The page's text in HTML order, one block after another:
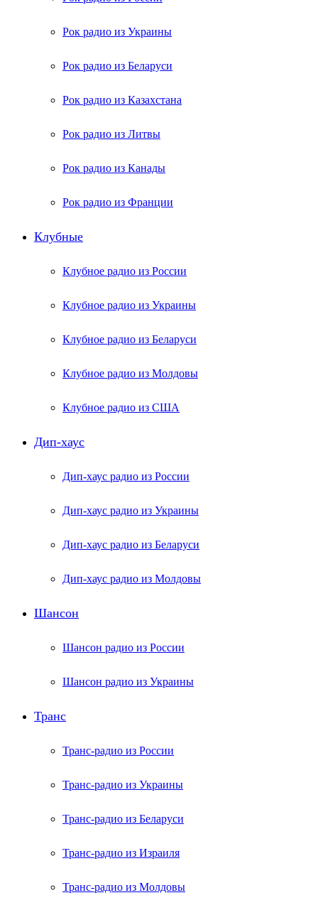
Рок радио из Украины
Рок радио из Беларуси
Рок радио из Казахстана
Рок радио из Литвы
Рок радио из Канады
Рок радио из Франции
Клубные
Клубное радио из России
Клубное радио из Украины
Клубное радио из Беларуси
Клубное радио из Молдовы
Клубное радио из США
Дип-хаус
Дип-хаус радио из России
Дип-хаус радио из Украины
Дип-хаус радио из Беларуси
Дип-хаус радио из Молдовы
Шансон
Шансон радио из России
Шансон радио из Украины
Транс
Транс-радио из России
Транс-радио из Украины
Транс-радио из Беларуси
Транс-радио из Израиля
Транс-радио из Молдовы